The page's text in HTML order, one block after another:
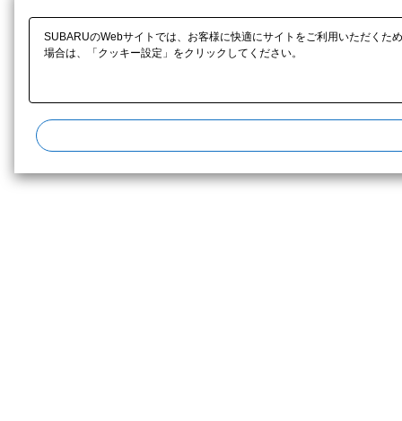
SUBARUのWebサイトでは、お客様に快適にサイトをご利用いただく
場合は、「クッキー設定」をクリックしてください。​